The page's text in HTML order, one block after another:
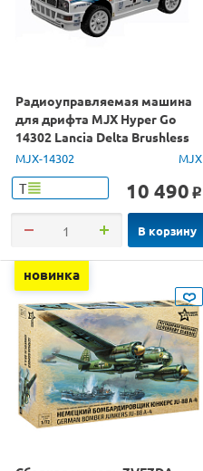
Радиоуправляемая машина
для дрифта MJX Hyper Go
14302 Lancia Delta Brushless
4WD 2.4G LED 1/14 RTR
MJX-14302 MJX
Т 10 490 o
В корзину
новинка